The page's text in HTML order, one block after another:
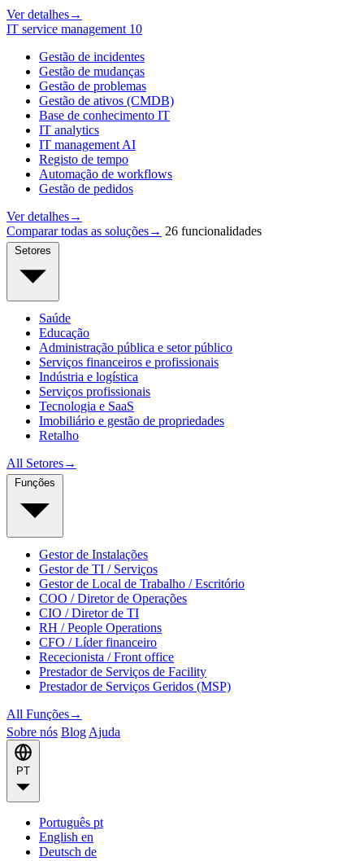
Ver detalhes→
IT service management 10
Gestão de incidentes
Gestão de mudanças
Gestão de problemas
Gestão de ativos (CMDB)
Base de conhecimento IT
IT analytics
IT management AI
Registo de tempo
Automação de workflows
Gestão de pedidos
Ver detalhes→
Comparar todas as soluções→ 26 funcionalidades
Saúde
Educação
Administração pública e setor público
Serviços financeiros e profissionais
Indústria e logística
Serviços profissionais
Tecnologia e SaaS
Imobiliário e gestão de propriedades
Retalho
All Setores→
Gestor de Instalações
Gestor de TI / Serviços
Gestor de Local de Trabalho / Escritório
COO / Diretor de Operações
CIO / Diretor de TI
RH / People Operations
CFO / Líder financeiro
Rececionista / Front office
Prestador de Serviços de Facility
Prestador de Serviços Geridos (MSP)
All Funções→
Sobre nós Blog Ajuda
Português pt
English en
Deutsch de